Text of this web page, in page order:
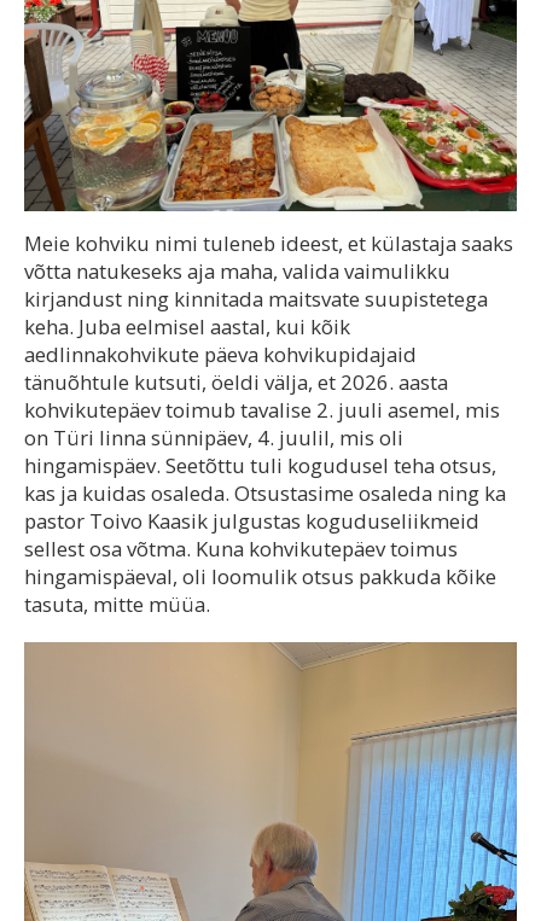
Meie kohviku nimi tuleneb ideest, et külastaja saaks
võtta natukeseks aja maha, valida vaimulikku
kirjandust ning kinnitada maitsvate suupistetega
keha. Juba eelmisel aastal, kui kõik
aedlinnakohvikute päeva kohvikupidajaid
tänuõhtule kutsuti, öeldi välja, et 2026. aasta
kohvikutepäev toimub tavalise 2. juuli asemel, mis
on Türi linna sünnipäev, 4. juulil, mis oli
hingamispäev. Seetõttu tuli kogudusel teha otsus,
kas ja kuidas osaleda. Otsustasime osaleda ning ka
pastor Toivo Kaasik julgustas koguduseliikmeid
sellest osa võtma. Kuna kohvikutepäev toimus
hingamispäeval, oli loomulik otsus pakkuda kõike
tasuta, mitte müüa.